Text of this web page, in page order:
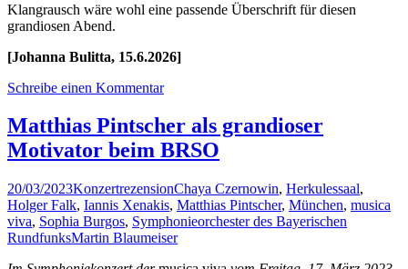
Klangrausch wäre wohl eine passende Überschrift für diesen
grandiosen Abend.
[Johanna Bulitta, 15.6.2026]
Schreibe einen Kommentar
Matthias Pintscher als grandioser
Motivator beim BRSO
20/03/2023KonzertrezensionChaya Czernowin, Herkulessaal,
Holger Falk, Iannis Xenakis, Matthias Pintscher, München, musica
viva, Sophia Burgos, Symphonieorchester des Bayerischen
RundfunksMartin Blaumeiser